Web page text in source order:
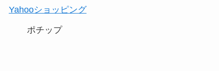
Yahooショッピング
ポチップ